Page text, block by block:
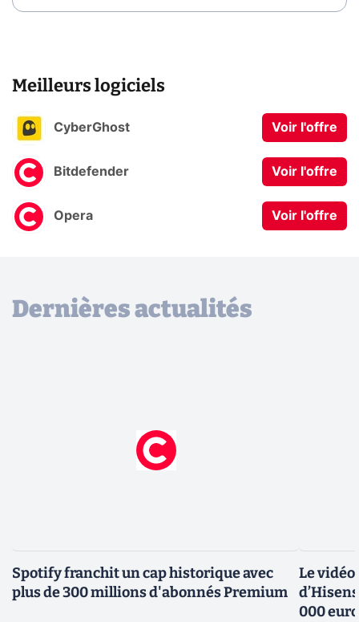
Meilleurs logiciels
CyberGhost Voir l'offre
Bitdefender Voir l'offre
Opera Voir l'offre
Dernières actualités
Spotify franchit un cap historique avec
plus de 300 millions d'abonnés Premium
Le
000